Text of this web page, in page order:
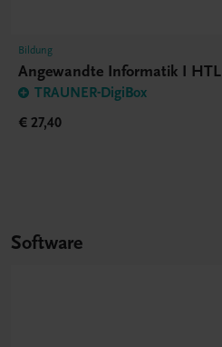
Bildung
Angewandte Informatik I HTL
TRAUNER-DigiBox
€ 27,40
Software